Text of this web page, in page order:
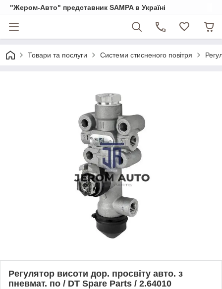
"Жером-Авто" представник SAMPA в Україні
Товари та послуги Системи стисненого повітря
Регулятор висоти дор. просвіту авто. з
пневмат. по / DT Spare Parts / 2.64010